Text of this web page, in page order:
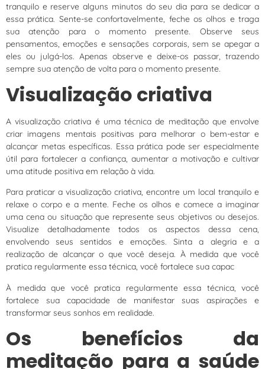
tranquilo e reserve alguns minutos do seu dia para se dedicar a
essa prática. Sente-se confortavelmente, feche os olhos e traga
sua atenção para o momento presente. Observe seus
pensamentos, emoções e sensações corporais, sem se apegar a
eles ou julgá-los. Apenas observe e deixe-os passar, trazendo
sempre sua atenção de volta para o momento presente.
Visualização criativa
A visualização criativa é uma técnica de meditação que envolve
criar imagens mentais positivas para melhorar o bem-estar e
alcançar metas específicas. Essa prática pode ser especialmente
útil para fortalecer a confiança, aumentar a motivação e cultivar
uma atitude positiva em relação à vida.
Para praticar a visualização criativa, encontre um local tranquilo e
relaxe o corpo e a mente. Feche os olhos e comece a imaginar
uma cena ou situação que represente seus objetivos ou desejos.
Visualize detalhadamente todos os aspectos dessa cena,
envolvendo seus sentidos e emoções. Sinta a alegria e a
realização de alcançar o que você deseja. À medida que você
pratica regularmente essa técnica, você fortalece sua capac
À medida que você pratica regularmente essa técnica, você
fortalece sua capacidade de manifestar suas aspirações e
transformar seus sonhos em realidade.
Os benefícios da
meditação para a saúde